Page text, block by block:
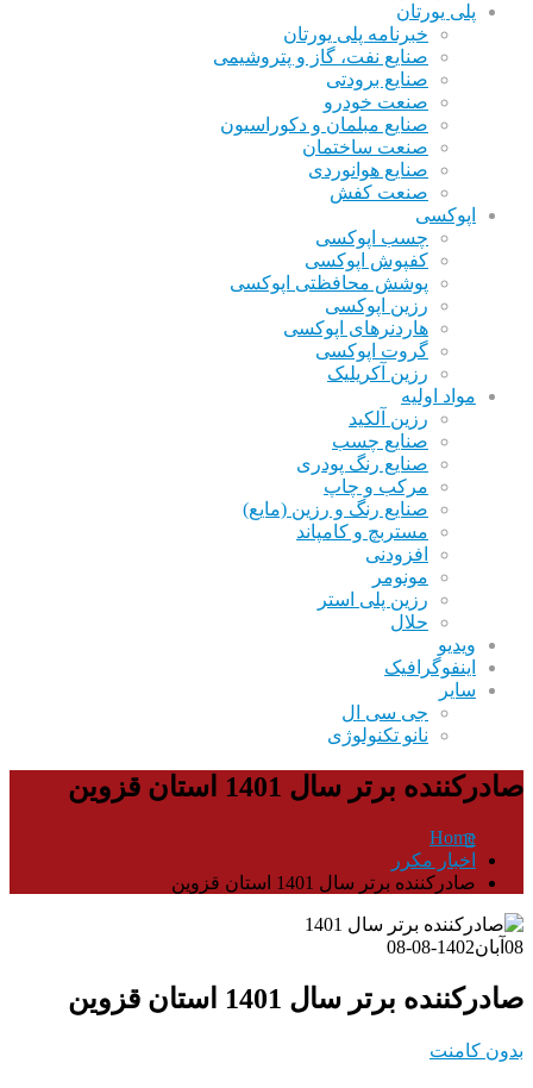
پلی یورتان
خبرنامه پلی یورتان
صنایع نفت، گاز و پتروشیمی
صنایع برودتی
صنعت خودرو
صنایع مبلمان و دکوراسیون
صنعت ساختمان
صنایع هوانوردی
صنعت کفش
اپوکسی
چسب اپوکسی
کفپوش اپوکسی
پوشش محافظتی اپوکسی
رزین اپوکسی
هاردنرهای اپوکسی
گروت اپوکسی
رزین آکریلیک
مواد اولیه
رزین آلکید
صنایع چسب
صنایع رنگ پودری
مرکب و چاپ
صنایع رنگ و رزین (مایع)
مستربچ و کامپاند
افزودنی
مونومر
رزین پلی استر
حلال
ویدیو
اینفوگرافیک
سایر
جی سی ال
نانو تکنولوژی
صادرکننده برتر سال 1401 استان قزوین
Home
اخبار مکرر
صادرکننده برتر سال 1401 استان قزوین
08 آبان1402-08-08
صادرکننده برتر سال 1401 استان قزوین
بدون کامنت